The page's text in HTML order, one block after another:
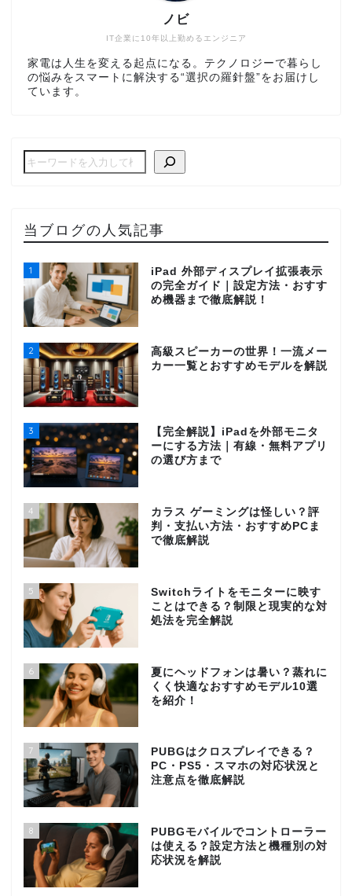
IT企業に10年以上勤めるエンジニア
ノビ
家電は人生を変える起点になる。テクノロジーで暮らし
の悩みをスマートに解決する“選択の羅針盤”をお届けし
ています。
当ブログの人気記事
1
iPad 外部ディスプレイ拡張表示
の完全ガイド｜設定方法・おすす
め機器まで徹底解説！
2
高級スピーカーの世界！一流メー
カー一覧とおすすめモデルを解説
3
【完全解説】iPadを外部モニタ
ーにする方法｜有線・無料アプリ
の選び方まで
4
カラス ゲーミングは怪しい？評
判・支払い方法・おすすめPCま
で徹底解説
5
Switchライトをモニターに映す
ことはできる？制限と現実的な対
処法を完全解説
6
夏にヘッドフォンは暑い？蒸れに
くく快適なおすすめモデル10選
を紹介！
7
PUBGはクロスプレイできる？
PC・PS5・スマホの対応状況と
注意点を徹底解説
8
PUBGモバイルでコントローラー
は使える？設定方法と機種別の対
応状況を解説